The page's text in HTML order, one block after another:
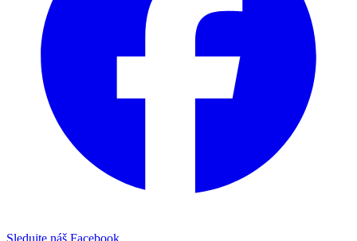
Sledujte náš Facebook